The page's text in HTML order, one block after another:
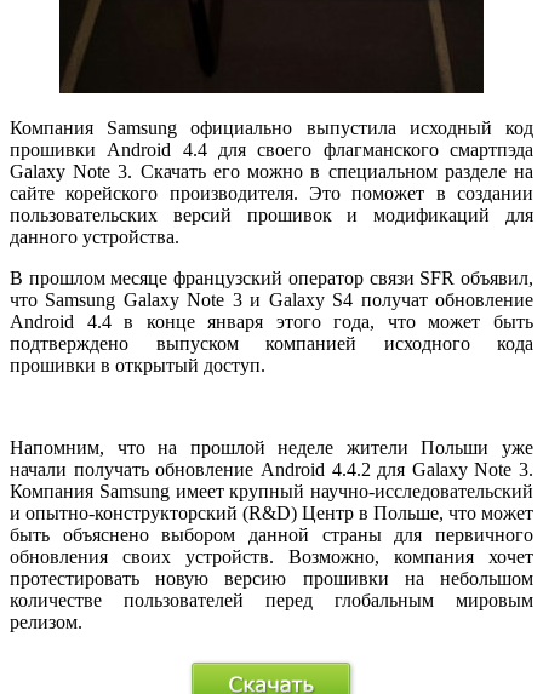
Компания Samsung официально выпустила исходный код
прошивки Android 4.4 для своего флагманского смартпэда
Galaxy Note 3. Скачать его можно в специальном разделе на
сайте корейского производителя. Это поможет в создании
пользовательских версий прошивок и модификаций для
данного устройства.
В прошлом месяце французский оператор связи SFR объявил,
что Samsung Galaxy Note 3 и Galaxy S4 получат обновление
Android 4.4 в конце января этого года, что может быть
подтверждено выпуском компанией исходного кода
прошивки в открытый доступ.
Напомним, что на прошлой неделе жители Польши уже
начали получать обновление Android 4.4.2 для Galaxy Note 3.
Компания Samsung имеет крупный научно-исследовательский
и опытно-конструкторский (R&D) Центр в Польше, что может
быть объяснено выбором данной страны для первичного
обновления своих устройств. Возможно, компания хочет
протестировать новую версию прошивки на небольшом
количестве пользователей перед глобальным мировым
релизом.